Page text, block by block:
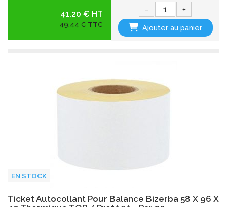
41.20 € HT
49,44 € TTC
- +
Ajouter au panier
EN STOCK
Ticket Autocollant Pour Balance Bizerba 58 X 96 X